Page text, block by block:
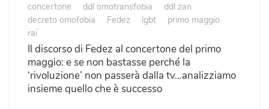
concertone
ddl omotransfobia
ddl zan
decreto omofobia
Fedez lgbt
primo maggio
rai
Il discorso di Fedez al concertone del primo
maggio: e se non bastasse perché la
‘rivoluzione’ non passerà dalla tv…analizziamo
insieme quello che è successo